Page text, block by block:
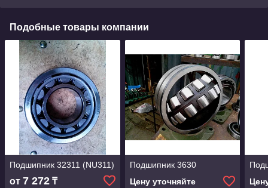
Подобные товары компании
Подшипник 32311 (NU311)
от 7 272 ₸
Подшипник 3630
Цену уточняйте